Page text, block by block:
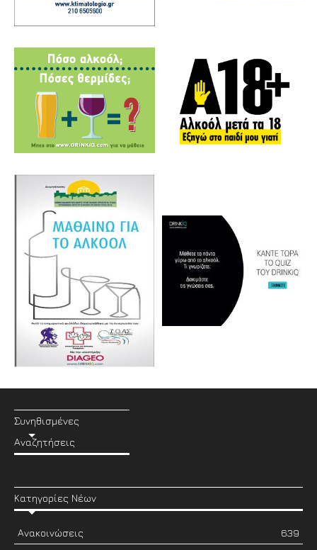
Συνηθισμένες
Αναζητήσεις
Κατηγορίες Νέων
Ανακοινώσεις
639